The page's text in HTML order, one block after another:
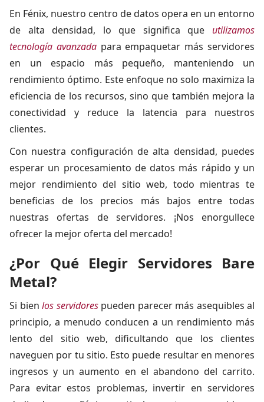
En Fénix, nuestro centro de datos opera en un entorno
de alta densidad, lo que significa que utilizamos
tecnología avanzadapara empaquetar más servidores
en un espacio más pequeño, manteniendo un
rendimiento óptimo. Este enfoque no solo maximiza la
eficiencia de los recursos, sino que también mejora la
conectividad y reduce la latencia para nuestros
clientes.
Con nuestra configuración de alta densidad, puedes
esperar un procesamiento de datos más rápido y un
mejor rendimiento del sitio web, todo mientras te
beneficias de los precios más bajos entre todas
nuestras ofertas de servidores. ¡Nos enorgullece
ofrecer la mejor oferta del mercado!
¿Por Qué Elegir Servidores Bare
Metal?
Si bien los servidores pueden parecer más asequibles al
principio, a menudo conducen a un rendimiento más
lento del sitio web, dificultando que los clientes
naveguen por tu sitio. Esto puede resultar en menores
ingresos y un aumento en el abandono del carrito.
Para evitar estos problemas, invertir en servidores